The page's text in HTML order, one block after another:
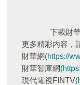
下載財
更多精彩内容，
財華網(https://
財華智庫網
現代電視FINTV